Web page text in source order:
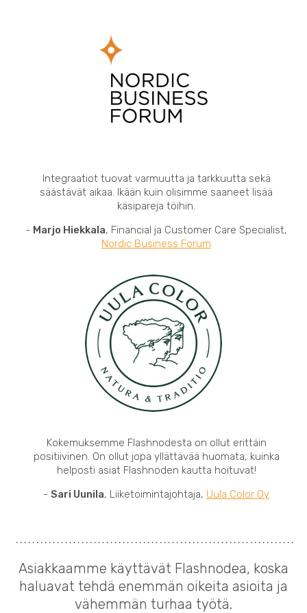
Integraatiot tuovat varmuutta ja tarkkuutta sekä
säästävät aikaa. Ikään kuin olisimme saaneet lisää
käsipareja töihin.
- Marjo Hiekkala, Financial ja Customer Care Specialist,
Nordic Business Forum
Kokemuksemme Flashnodesta on ollut erittäin
positiivinen. On ollut jopa yllättävää huomata, kuinka
helposti asiat Flashnoden kautta hoituvat!
-Sari Uunila, Liiketoimintajohtaja, Uula Color Oy
Asiakkaamme käyttävät Flashnodea, koska
haluavat tehdä enemmän oikeita asioita ja
vähemmän turhaa työtä.